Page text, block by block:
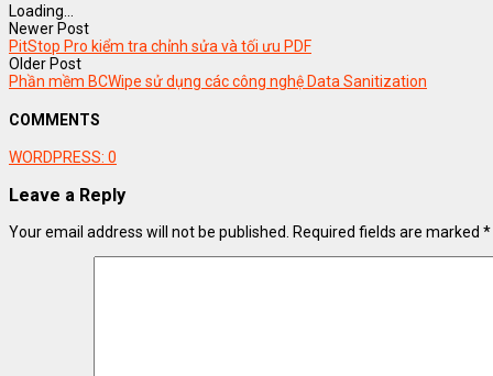
Loading...
Newer Post
PitStop Pro kiểm tra chỉnh sửa và tối ưu PDF
Older Post
Phần mềm BCWipe sử dụng các công nghệ Data Sanitization
COMMENTS
WORDPRESS: 0
Leave a Reply
Your email address will not be published. Required fields are marked *